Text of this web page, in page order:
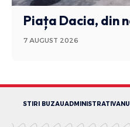
Piața Dacia, din
7 AUGUST 2026
STIRI BUZAUADMINISTRATIV